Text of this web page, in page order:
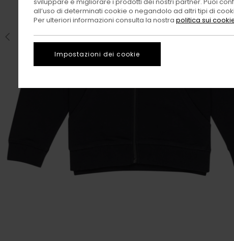
all’uso di determinati cookie o negandolo ad altri tipi di
Per ulteriori informazioni consulta la nostra politica sui
Impostazioni dei cookie